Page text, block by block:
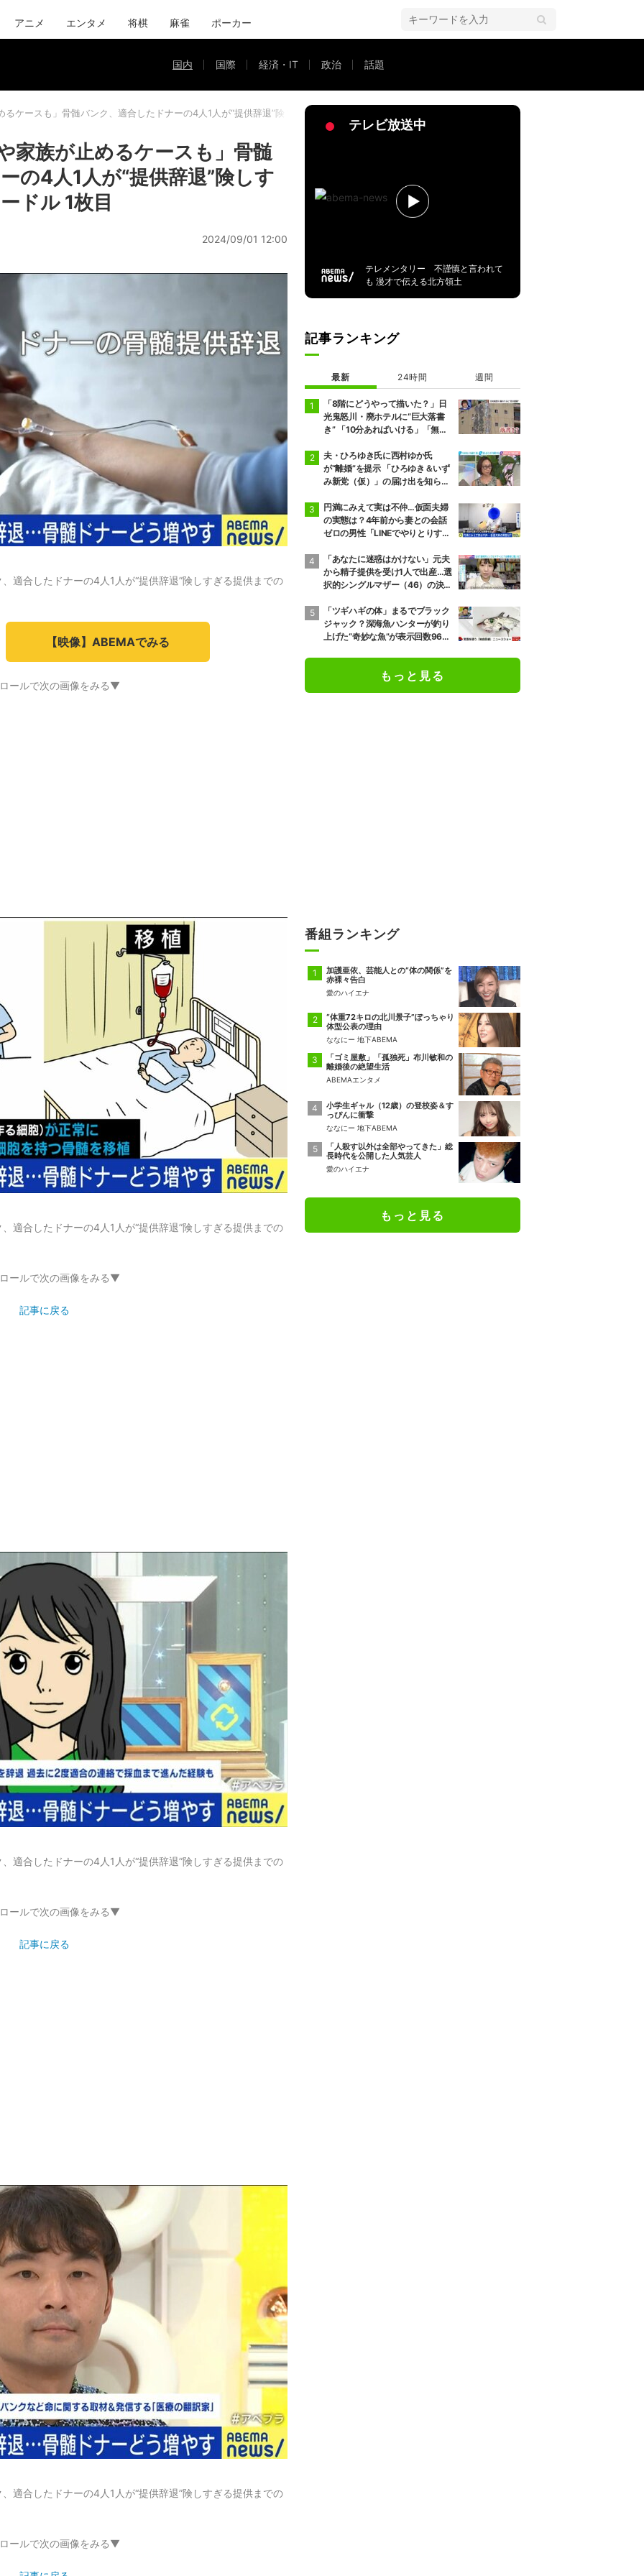
アニメ エンタメ 将棋 麻雀 ポーカー
国内 国際 経済・IT 政治 話題
るケースも」骨髄バンク、適合したドナーの4人1人が“提供辞退”険しすぎる提供までの高いハードル
家族が止めるケースも」骨髄
の4人1人が“提供辞退”険しす
ドル 1枚目
2024/09/01 12:00
適合したドナーの4人1人が“提供辞退”険しすぎる提供までの
【映像】ABEMAでみる
ールで次の画像をみる▼
適合したドナーの4人1人が“提供辞退”険しすぎる提供までの
ールで次の画像をみる▼
記事に戻る
適合したドナーの4人1人が“提供辞退”険しすぎる提供までの
ールで次の画像をみる▼
記事に戻る
適合したドナーの4人1人が“提供辞退”険しすぎる提供までの
ールで次の画像をみる▼
テレビ放送中
テレメンタリー 不謹慎と言われて
も 漫才で伝える北方領土
記事ランキング
最新 24時間 週間
「8階にどうやって描いた？」日
光鬼怒川・廃ホテルに“巨大落書
き” 「10分あればいける」「無許
ィストらが見解
夫・ひろゆき氏に西村ゆか氏
が“離婚”を提示 「ひろゆき＆いず
み新党（仮）」の届け出を知らさ
態で夫婦を続けるのは無理」
円満にみえて実は不仲…仮面夫婦
の実態は？4年前から妻との会話
ゼロの男性「LINEでやりとりする
娘は寄り付いてこない」
「あなたに迷惑はかけない」元夫
から精子提供を受け1人で出産…選
択的シングルマザー（46）の決断
「ツギハギの体」まるでブラック
ジャック？深海魚ハンターが釣り
上げた“奇妙な魚”が表示回数960
もっと見る
番組ランキング
加護亜依、芸能人との“体の関係”を
赤裸々告白
愛のハイエナ
“体重72キロの北川景子”ぽっちゃり
体型公表の理由
ななにー 地下ABEMA
「ゴミ屋敷」「孤独死」布川敏和の
離婚後の絶望生活
ABEMAエンタメ
小学生ギャル（12歳）の登校姿＆す
っぴんに衝撃
ななにー 地下ABEMA
「人殺す以外は全部やってきた」総
長時代を公開した人気芸人
愛のハイエナ
もっと見る